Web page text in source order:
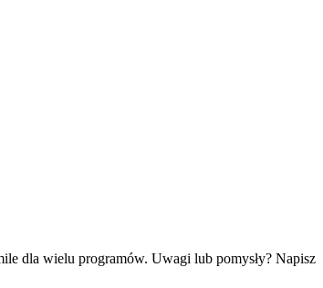
dla wielu programów. Uwagi lub pomysły? Napisz